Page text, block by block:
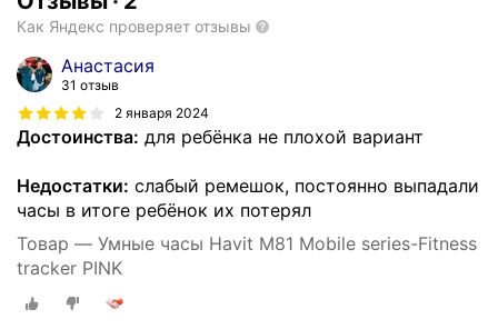
Как Яндекс проверяет отзывы
Анастасия
31 отзыв
2 января 2024
Достоинства: для ребёнка не плохой вариант
Недостатки: слабый ремешок, постоянно выпадали
часы в итоге ребёнок их потерял
Товар — Умные часы Havit M81 Mobile series-Fitness
tracker PINK